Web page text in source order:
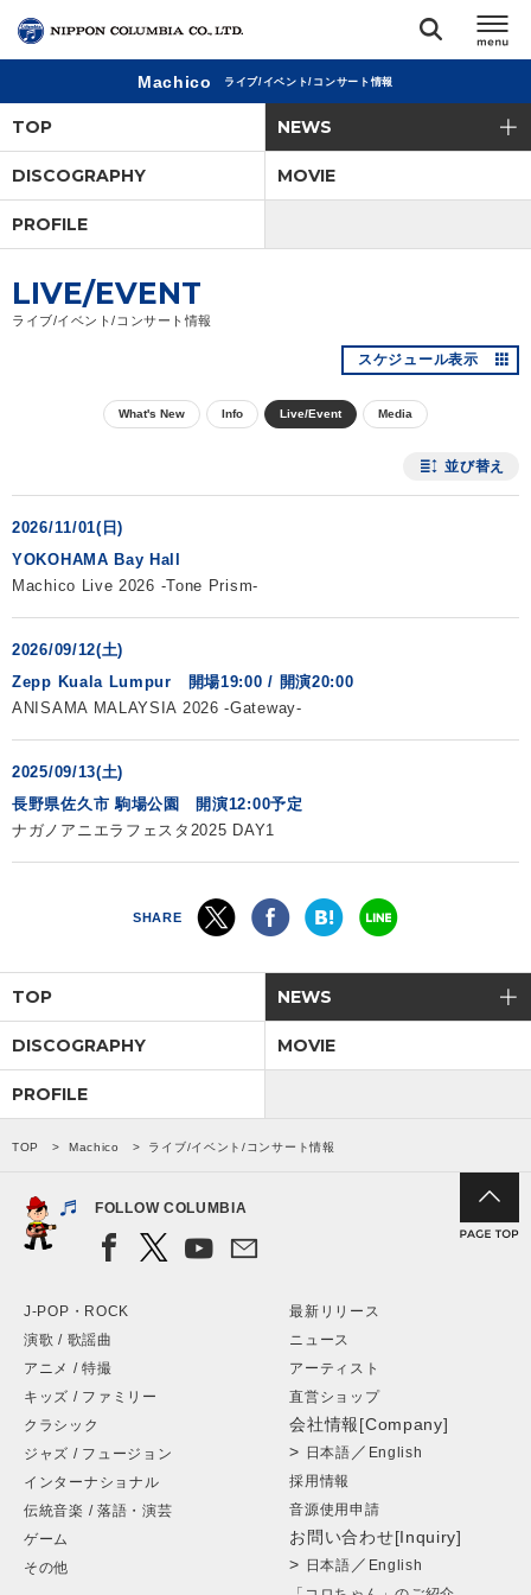
閉じる
アーティスト
ジャンル
会社情報
サイトマップ
閉じる
Machico ライブ/イベント/コンサート情報
TOP NEWS
DISCOGRAPHY MOVIE
PROFILE
LIVE/EVENT
ライブ/イベント/コンサート情報
スケジュール表示
What's New Info Live/Event Media
並び替え
2026/11/01(日)
YOKOHAMA Bay Hall
Machico Live 2026 -Tone Prism-
2026/09/12(土)
Zepp Kuala Lumpur 開場19:00 / 開演20:00
ANISAMA MALAYSIA 2026 -Gateway-
2025/09/13(土)
長野県佐久市 駒場公園 開演12:00予定
ナガノアニエラフェスタ2025 DAY1
SHARE
TOP NEWS
DISCOGRAPHY MOVIE
PROFILE
TOP Machico ライブ/イベント/コンサート情報
FOLLOW COLUMBIA
J-POP・ROCK
演歌 / 歌謡曲
アニメ / 特撮
キッズ / ファミリー
クラシック
ジャズ / フュージョン
インターナショナル
伝統音楽 / 落語・演芸
ゲーム
その他
最新リリース
ニュース
アーティスト
直営ショップ
会社情報[Company]
> 日本語 ／ English
採用情報
音源使用申請
お問い合わせ[Inquiry]
> 日本語 ／ English